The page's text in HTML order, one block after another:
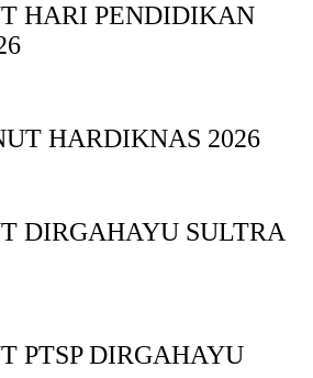
HARI PENDIDIKAN
HARDIKNAS 2026
DIRGAHAYU SULTRA
PTSP DIRGAHAYU